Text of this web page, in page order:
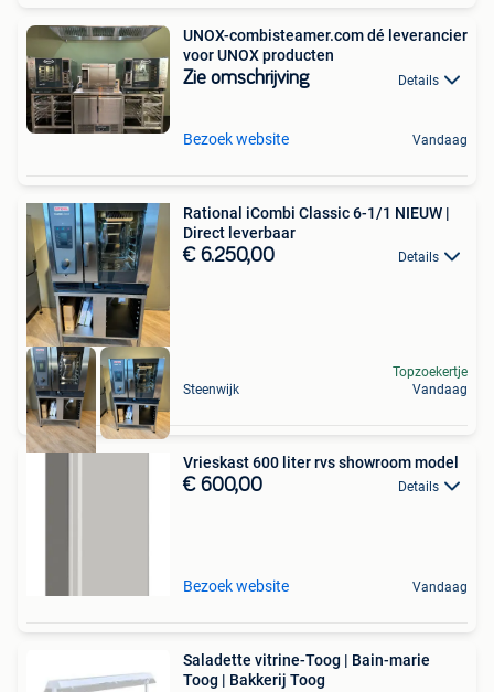
UNOX-combisteamer.com dé leverancier
voor UNOX producten
Zie omschrijving Details
Bezoek website Vandaag
Rational iCombi Classic 6-1/1 NIEUW |
Direct leverbaar
€ 6.250,00 Details
Steenwijk
Topzoekertje
Vandaag
Vrieskast 600 liter rvs showroom model
€ 600,00 Details
Bezoek website Vandaag
Saladette vitrine-Toog | Bain-marie
Toog | Bakkerij Toog